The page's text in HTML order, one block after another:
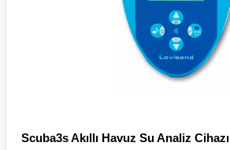
Scuba3s Akıllı Havuz Su Analiz Cihazı